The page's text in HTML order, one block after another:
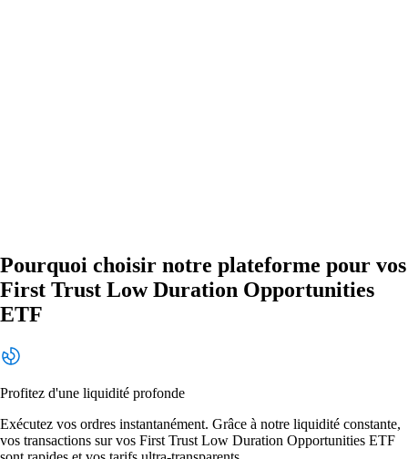
Pourquoi choisir notre plateforme pour vos
First Trust Low Duration Opportunities
ETF
Profitez d'une liquidité profonde
Exécutez vos ordres instantanément. Grâce à notre liquidité constante,
vos transactions sur vos First Trust Low Duration Opportunities ETF